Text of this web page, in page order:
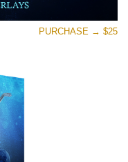
PURCHASE → $25